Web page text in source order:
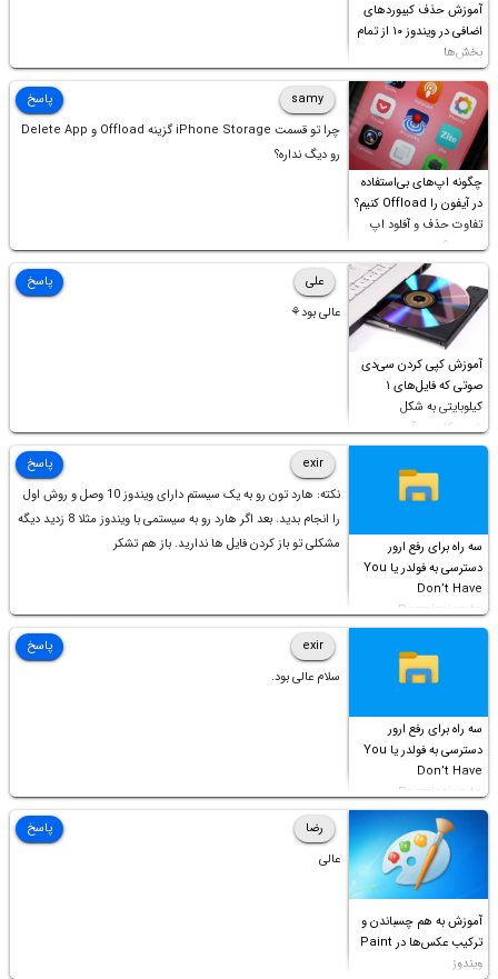
آموزش حذف کیبوردهای
اضافی در ویندوز ۱۰ از تمام
بخش‌ها
چگونه اپ‌های بی‌استفاده
در آیفون را Offload کنیم؟
تفاوت حذف و آفلود اپ
چیست؟
samy
چرا تو قسمت iPhone Storage گزینه Offload و Delete App
رو دیگ نداره؟
پاسخ
آموزش کپی کردن سی‌دی
صوتی که فایل‌های ۱
کیلوبایتی به شکل
شورت‌کات در آن موجود
است!
علی
عالی بود⚘
پاسخ
سه راه برای رفع ارور
دسترسی به فولدر یا You
Don’t Have
Permission to
Access this folder
exir
نکته: هارد تون رو به یک سیستم دارای ویندوز 10 وصل و روش اول
را انجام بدید. بعد اگر هارد رو به سیستمی با ویندوز مثلا 8 زدید دیگه
مشکلی تو باز کردن فایل ها ندارید. باز هم تشکر
پاسخ
سه راه برای رفع ارور
دسترسی به فولدر یا You
Don’t Have
Permission to
Access this folder
exir
سلام عالی بود.
پاسخ
آموزش به هم چسباندن و
ترکیب عکس‌ها در Paint
ویندوز
رضا
عالی
پاسخ